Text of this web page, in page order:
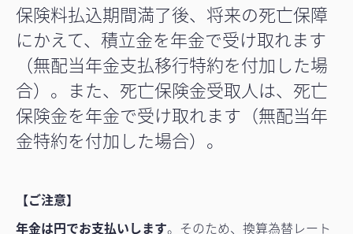
保険料払込期間満了後、将来の死亡保障
にかえて、積立金を年金で受け取れます
（無配当年金支払移行特約を付加した場
合）。また、死亡保険金受取人は、死亡
保険金を年金で受け取れます（無配当年
金特約を付加した場合）。
【ご注意】
年金は円でお支払いします。そのため、換算為替レート